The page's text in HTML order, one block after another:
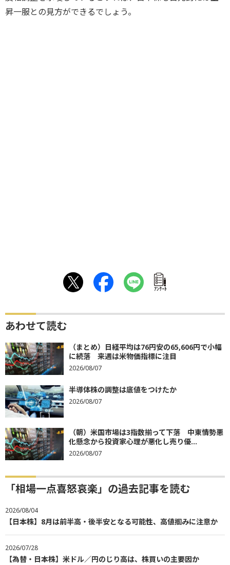
昇一服との見方ができるでしょう。
ｱﾝｹｰﾄ
あわせて読む
（まとめ）日経平均は76円安の65,606円で小幅
に続落 来週は米物価指標に注目
2026/08/07
半導体株の調整は底値をつけたか
2026/08/07
（朝）米国市場は3指数揃って下落 中東情勢悪
化懸念から投資家心理が悪化し売り優...
2026/08/07
「相場一点喜怒哀楽」の過去記事を読む
2026/08/04
【日本株】8月は前半高・後半安となる可能性、高値掴みに注意か
2026/07/28
【為替・日本株】米ドル／円のじり高は、株買いの主要因か